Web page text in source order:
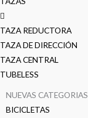
TAZA REDUCTORA
TAZA DE DIRECCIÓN
TAZA CENTRAL
TUBELESS
NUEVAS CATEGORIAS
BICICLETAS